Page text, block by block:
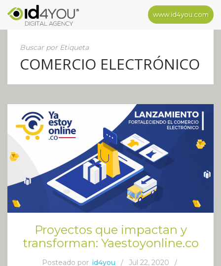
www.id4you.com
Buscar por Etiqueta
COMERCIO ELECTRÓNICO
Proyectos que impactan y
transforman: Yaestoyonline.co
Posteado por id4you / Jul 22, 2020
/